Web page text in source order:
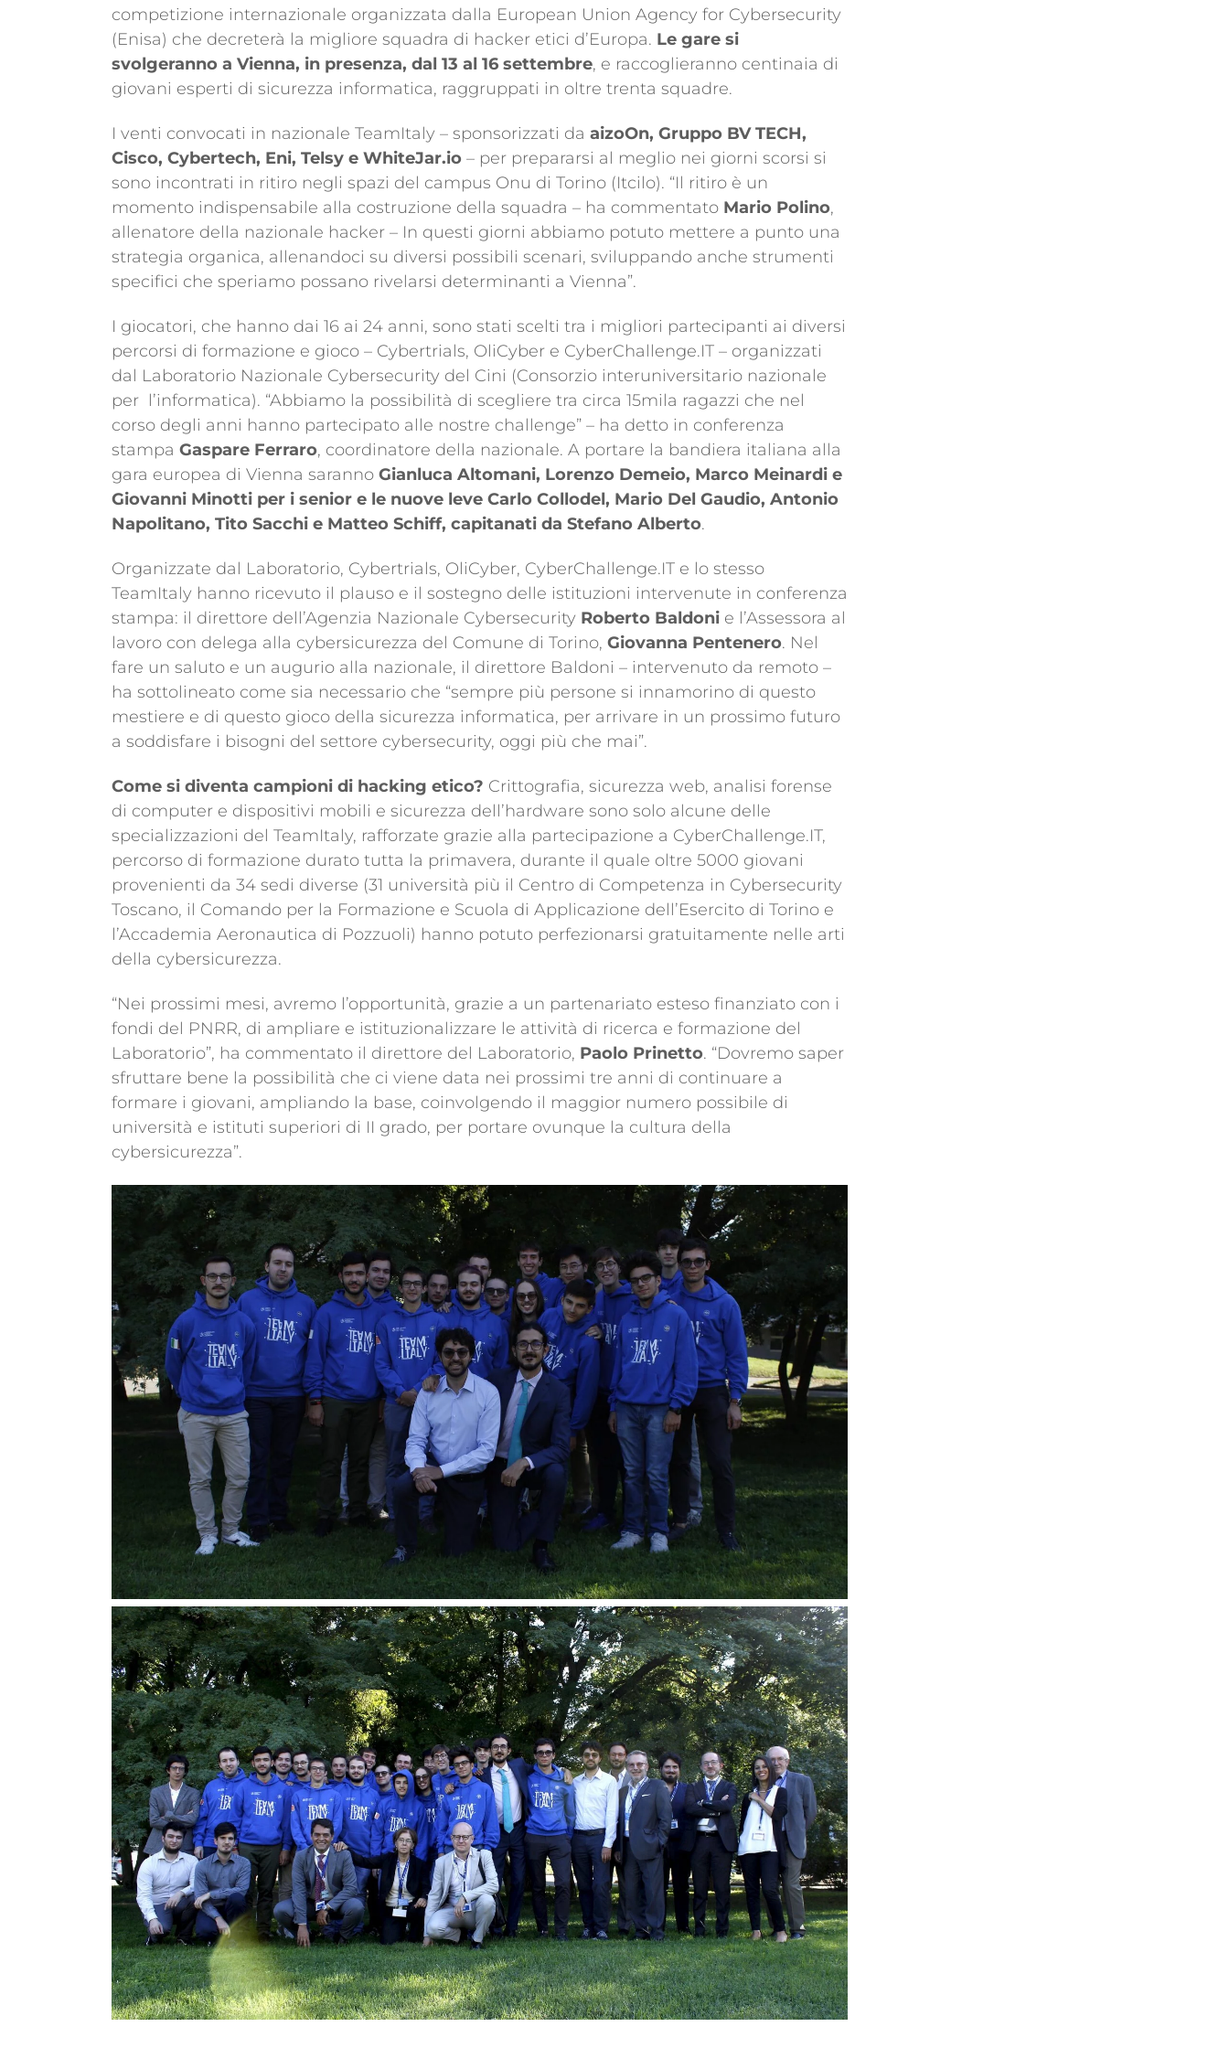
competizione internazionale organizzata dalla European Union Agency for Cybersecurity
(Enisa) che decreterà la migliore squadra di hacker etici d’Europa. Le gare si
svolgeranno a Vienna, in presenza, dal 13 al 16 settembre, e raccoglieranno centinaia di
giovani esperti di sicurezza informatica, raggruppati in oltre trenta squadre.
I venti convocati in nazionale TeamItaly – sponsorizzati da aizoOn, Gruppo BV TECH,
Cisco, Cybertech, Eni, Telsy e WhiteJar.io – per prepararsi al meglio nei giorni scorsi si
sono incontrati in ritiro negli spazi del campus Onu di Torino (Itcilo). “Il ritiro è un
momento indispensabile alla costruzione della squadra – ha commentato Mario Polino,
allenatore della nazionale hacker – In questi giorni abbiamo potuto mettere a punto una
strategia organica, allenandoci su diversi possibili scenari, sviluppando anche strumenti
specifici che speriamo possano rivelarsi determinanti a Vienna”.
I giocatori, che hanno dai 16 ai 24 anni, sono stati scelti tra i migliori partecipanti ai diversi
percorsi di formazione e gioco – Cybertrials, OliCyber e CyberChallenge.IT – organizzati
dal Laboratorio Nazionale Cybersecurity del Cini (Consorzio interuniversitario nazionale
per l’informatica). “Abbiamo la possibilità di scegliere tra circa 15mila ragazzi che nel
corso degli anni hanno partecipato alle nostre challenge” – ha detto in conferenza
stampa Gaspare Ferraro, coordinatore della nazionale. A portare la bandiera italiana alla
gara europea di Vienna saranno Gianluca Altomani, Lorenzo Demeio, Marco Meinardi e
Giovanni Minotti per i senior e le nuove leve Carlo Collodel, Mario Del Gaudio, Antonio
Napolitano, Tito Sacchi e Matteo Schiff, capitanati da Stefano Alberto.
Organizzate dal Laboratorio, Cybertrials, OliCyber, CyberChallenge.IT e lo stesso
TeamItaly hanno ricevuto il plauso e il sostegno delle istituzioni intervenute in conferenza
stampa: il direttore dell’Agenzia Nazionale Cybersecurity Roberto Baldoni e l’Assessora al
lavoro con delega alla cybersicurezza del Comune di Torino, Giovanna Pentenero. Nel
fare un saluto e un augurio alla nazionale, il direttore Baldoni – intervenuto da remoto –
ha sottolineato come sia necessario che “sempre più persone si innamorino di questo
mestiere e di questo gioco della sicurezza informatica, per arrivare in un prossimo futuro
a soddisfare i bisogni del settore cybersecurity, oggi più che mai”.
Come si diventa campioni di hacking etico? Crittografia, sicurezza web, analisi forense
di computer e dispositivi mobili e sicurezza dell’hardware sono solo alcune delle
specializzazioni del TeamItaly, rafforzate grazie alla partecipazione a CyberChallenge.IT,
percorso di formazione durato tutta la primavera, durante il quale oltre 5000 giovani
provenienti da 34 sedi diverse (31 università più il Centro di Competenza in Cybersecurity
Toscano, il Comando per la Formazione e Scuola di Applicazione dell’Esercito di Torino e
l’Accademia Aeronautica di Pozzuoli) hanno potuto perfezionarsi gratuitamente nelle arti
della cybersicurezza.
“Nei prossimi mesi, avremo l’opportunità, grazie a un partenariato esteso finanziato con i
fondi del PNRR, di ampliare e istituzionalizzare le attività di ricerca e formazione del
Laboratorio”, ha commentato il direttore del Laboratorio, Paolo Prinetto. “Dovremo saper
sfruttare bene la possibilità che ci viene data nei prossimi tre anni di continuare a
formare i giovani, ampliando la base, coinvolgendo il maggior numero possibile di
università e istituti superiori di II grado, per portare ovunque la cultura della
cybersicurezza”.